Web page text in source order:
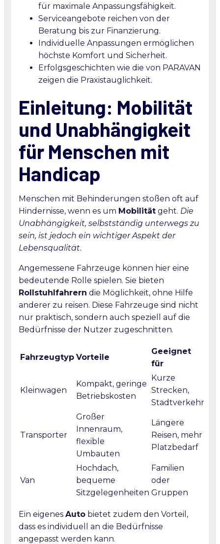
für maximale Anpassungsfähigkeit.
Serviceangebote reichen von der
Beratung bis zur Finanzierung.
Individuelle Anpassungen ermöglichen
höchste Komfort und Sicherheit.
Erfolgsgeschichten wie die von PARAVAN
zeigen die Praxistauglichkeit.
Einleitung: Mobilität
und Unabhängigkeit
für Menschen mit
Handicap
Menschen mit Behinderungen stoßen oft auf
Hindernisse, wenn es um Mobilität geht. Die
Unabhängigkeit, selbstständig unterwegs zu
sein, ist jedoch ein wichtiger Aspekt der
Lebensqualität.
Angemessene Fahrzeuge können hier eine
bedeutende Rolle spielen. Sie bieten
Rollstuhlfahrern die Möglichkeit, ohne Hilfe
anderer zu reisen. Diese Fahrzeuge sind nicht
nur praktisch, sondern auch speziell auf die
Bedürfnisse der Nutzer zugeschnitten.
Fahrzeugtyp Vorteile
Geeignet
für
Kleinwagen
Kompakt, geringe
Betriebskosten
Kurze
Strecken,
Stadtverkehr
Transporter
Großer
Innenraum,
flexible
Umbauten
Längere
Reisen, mehr
Platzbedarf
Van
Hochdach,
bequeme
Sitzgelegenheiten
Familien
oder
Gruppen
Ein eigenes Auto bietet zudem den Vorteil,
dass es individuell an die Bedürfnisse
angepasst werden kann.